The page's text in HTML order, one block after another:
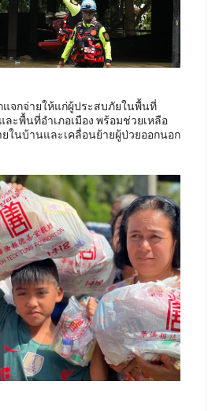
จกจ่ายให้แก่ผู้ประสบภัยในพื้นที่
ละพื้นที่อำเภอเมือง พร้อมช่วยเหลือ
ในบ้านและเคลื่อนย้ายผู้ป่วยออกนอก